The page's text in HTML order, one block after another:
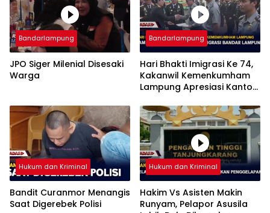
Bandarlampung
JPO Siger Milenial Disesaki
Warga
Bandarlampung
Hari Bhakti Imigrasi Ke 74,
Kakanwil Kemenkumham
Lampung Apresiasi Kantor
Hukum dan Kriminal
Bandit Curanmor Menangis
Saat Digerebek Polisi
Hukum dan Kriminal
Hakim Vs Asisten Makin
Runyam, Pelapor Asusila